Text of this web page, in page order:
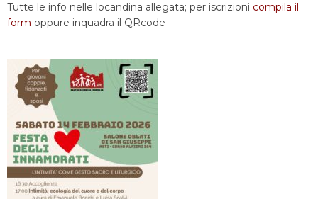
Tutte le info nelle locandina allegata; per iscrizioni compila il
form oppure inquadra il QRcode